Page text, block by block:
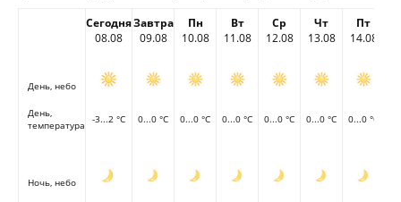
Сегодня
08.08
Завтра
09.08
Пн
10.08
Вт
11.08
Ср
12.08
Чт
13.08
Пт
14.08
День, небо
День,
температура
-3...2 °C 0...0 °C 0...0 °C 0...0 °C 0...0 °C 0...0 °C 0...0 °C
Ночь, небо